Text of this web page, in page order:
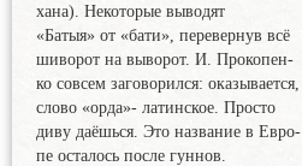
хана). Некоторые выводят
«Батыя» от «бати», перевернув всё
шиворот на выворот. И. Прокопен-
ко совсем заговорился: оказывается,
слово «орда»- латинское. Просто
диву даёшься. Это название в Евро-
пе осталось после гуннов.